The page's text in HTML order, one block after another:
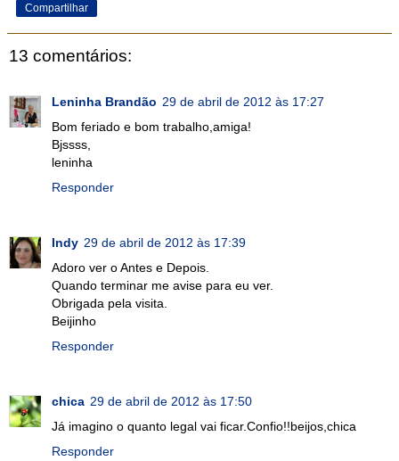
Compartilhar
13 comentários:
Leninha Brandão 29 de abril de 2012 às 17:27
Bom feriado e bom trabalho,amiga!
Bjssss,
leninha
Responder
Indy 29 de abril de 2012 às 17:39
Adoro ver o Antes e Depois.
Quando terminar me avise para eu ver.
Obrigada pela visita.
Beijinho
Responder
chica 29 de abril de 2012 às 17:50
Já imagino o quanto legal vai ficar.Confio!!beijos,chica
Responder